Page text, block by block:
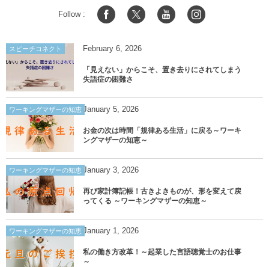
Follow :
スピーチコネクト February 6 2026
「見えない」からこそ、置き去りにされてしまう
失語症の困難さ
ワーキングマザーの知恵 January 5 2026
お金の次は時間「規律ある生活」に戻る～ワーキ
ングマザーの知恵～
ワーキングマザーの知恵 January 3 2026
再び家計簿記帳！古きよきものが、形を変えて戻
ってくる ～ワーキングマザーの知恵～
ワーキングマザーの知恵 January 1 2026
私の働き方改革！～起業した言語聴覚士のお仕事
～